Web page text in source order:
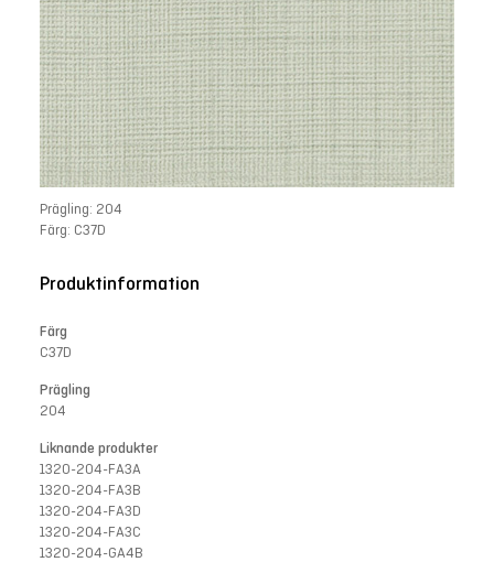
Prägling: 204
Färg: C37D
Produktinformation
Färg
C37D
Prägling
204
Liknande produkter
1320-204-FA3A
1320-204-FA3B
1320-204-FA3D
1320-204-FA3C
1320-204-GA4B